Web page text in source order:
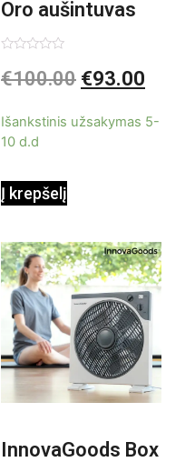
Oro aušintuvas
be ašmenų 3in1
0
iš
€100.00 €93.00
Išankstinis užsakymas 5-
10 d.d
Į krepšelį
InnovaGoods Box